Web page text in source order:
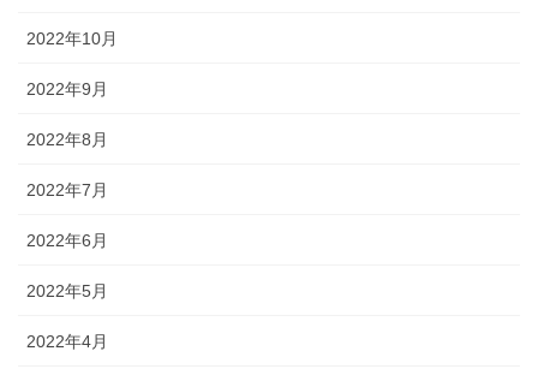
2022年10月
2022年9月
2022年8月
2022年7月
2022年6月
2022年5月
2022年4月